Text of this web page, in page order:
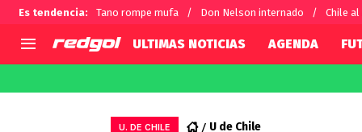
Es tendencia: Tano rompe mufa Don Nelson internado Chile al
Selección Chilena
ULTIMAS NOTICIAS AGENDA
U. DE CHILE U de Chile